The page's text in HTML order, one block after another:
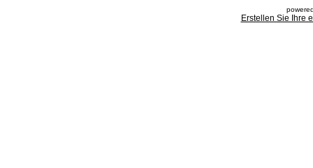
Erstellen Sie Ihre